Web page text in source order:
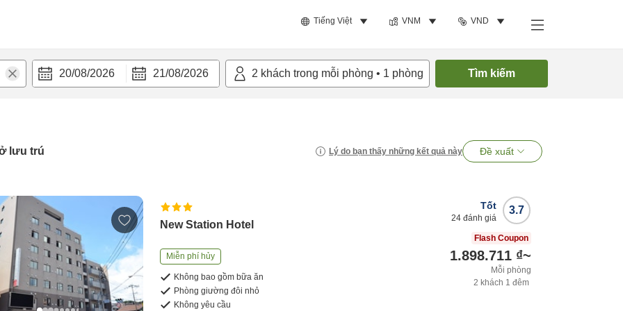
Tiếng Việt VNM VND
20/08/2026 21/08/2026 2 khách trong mỗi phòng • 1 phòng Tìm kiếm
lưu trú Lý do bạn thấy những kết quả này Đề xuất
New Station Hotel
Miễn phí hủy
Không bao gồm bữa ăn
Phòng giường đôi nhỏ
Không yêu cầu
3.7
Tốt
24 đánh giá
Flash Coupon
1.898.711 ₫~
Mỗi phòng
2 khách 1 đêm